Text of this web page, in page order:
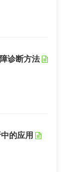
诊断方法
的应用